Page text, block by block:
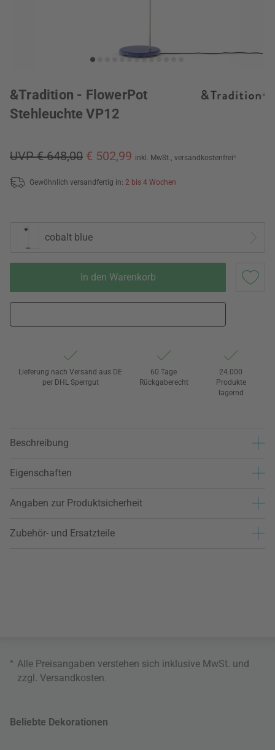
&Tradition - FlowerPot
Stehleuchte VP12
UVP € 648,00 € 502,99 inkl. MwSt., versandkostenfrei*
Gewöhnlich versandfertig in: 2 bis 4 Wochen
cobalt blue
In den Warenkorb
Lieferung nach Versand aus DE
per DHL Sperrgut
60 Tage
Rückgaberecht
24.000
Produkte
lagernd
Beschreibung
Eigenschaften
Angaben zur Produktsicherheit
Zubehör- und Ersatzteile
* Alle Preisangaben verstehen sich inklusive MwSt. und
zzgl. Versandkosten
Beliebte Dekorationen